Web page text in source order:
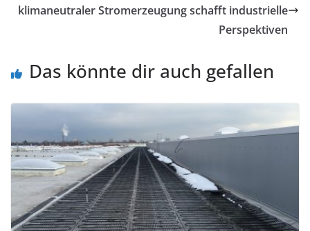
klimaneutraler Stromerzeugung schafft industrielle
Perspektiven
Das könnte dir auch gefallen